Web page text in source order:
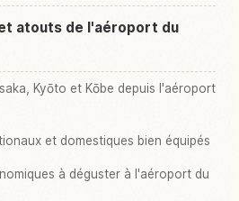
atouts de l'aéroport du
Kyōto et Kōbe depuis l'aéroport
et domestiques bien équipés
à déguster à l'aéroport du